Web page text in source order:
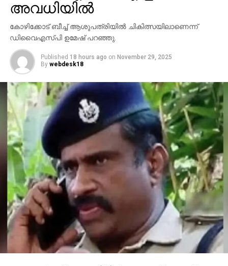
കോഴിക്കോട് ബീച്ച് ആശുപത്രിയില്‍ ചികിത്സയിലാണെന്ന്
ഡിവൈഎസ്പി ഉമേഷ് പറഞ്ഞു.
Published 18 hours ago on
By webdesk18
പാലക്കാട് ചെര്‍പ്പുളശേരിയില്‍ ആത്മഹത്യ ചെയ്ത